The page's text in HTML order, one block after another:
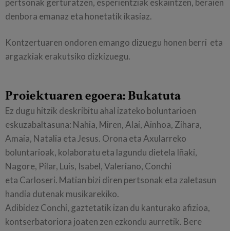
denbora emanaz eta honetatik ikasiaz.
Kontzertuaren ondoren emango dizuegu honen berri eta
argazkiak erakutsiko dizkizuegu.
Proiektuaren egoera: Bukatuta
Ez dugu hitzik deskribitu ahal izateko boluntarioen
eskuzabaltasuna: Nahia, Miren, Alai, Ainhoa, Zihara,
Amaia, Natalia eta Jesus. Orona eta Axularreko
boluntarioak, kolaboratu eta lagundu dietela Iñaki,
Nagore, Pilar, Luis, Isabel, Valeriano, Conchi
eta Carloseri. Matian bizi diren pertsonak eta zaletasun
handia dutenak musikarekiko.
Adibidez Conchi, gaztetatik izan du kanturako afizioa,
kontserbatoriora joaten zen ezkondu aurretik. Bere